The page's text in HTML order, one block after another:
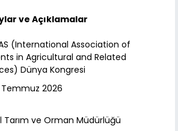
ve Açıklamalar
(International Association of
in Agricultural and Related
Dünya Kongresi
Temmuz 2026
Tarım ve Orman Müdürlüğü